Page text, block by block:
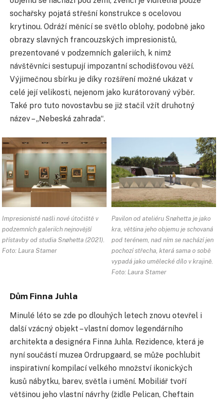
sochařsky pojatá střešní konstrukce s ocelovou
krytinou. Odráží měnící se světlo oblohy, podobně jako
obrazy slavných francouzských impresionistů,
prezentované v podzemních galeriích, k nimž
návštěvníci sestupují impozantní schodišťovou věží.
Výjimečnou sbírku je díky rozšíření možné ukázat v
celé její velikosti, nejenom jako kurátorovaný výběr.
Také pro tuto novostavbu se již stačil vžít druhotný
název – „Nebeská zahrada“.
Impresionisté našli nové útočiště v
podzemních galeriích nejnovější
přístavby od studia Snøhetta (2021).
Foto: Laura Stamer
Pavilon od ateliéru Snøhetta je jako
kra, většina jeho objemu je schovaná
pod terénem, nad ním se nachází jen
pochozí střecha, která sama o sobě
vypadá jako umělecké dílo v krajině.
Foto: Laura Stamer
Dům Finna Juhla
Minulé léto se zde po dlouhých letech znovu otevřel i
další vzácný objekt – vlastní domov legendárního
architekta a designéra Finna Juhla. Rezidence, která je
nyní součástí muzea Ordrupgaard, se může pochlubit
inspirativní kompilací velkého množství ikonických
kusů nábytku, barev, světla i umění. Mobiliář tvoří
většinou jeho vlastní návrhy (židle Pelican, Cheftain